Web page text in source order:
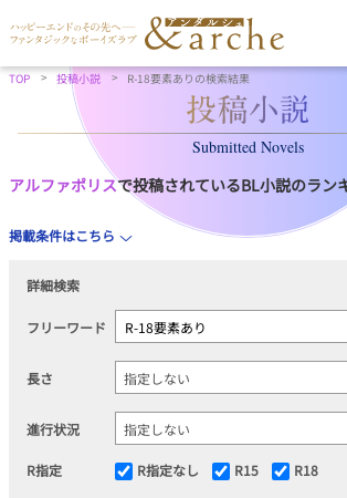
TOP 投稿小説 R-18要素ありの検索結果
Submitted Novels
アルファポリスで投稿されているBL小説のラン
掲載条件はこちら
詳細検索
フリーワード
長さ
進行状況
R指定 R指定なし R15 R18